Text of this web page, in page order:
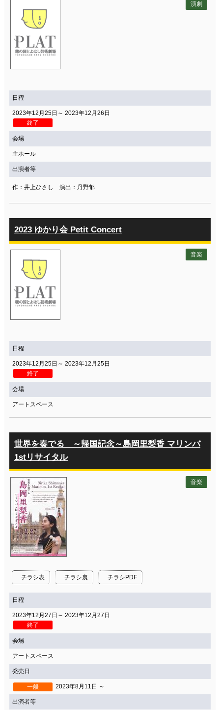
演劇
日程
2023年12月25日～ 2023年12月26日
終了
会場
主ホール
出演者等
作：井上ひさし 演出：丹野郁
2023 ゆかり会 Petit Concert
音楽
日程
2023年12月25日～ 2023年12月25日
終了
会場
アートスペース
世界を奏でる ～帰国記念～島岡里梨香 マリンバ
1stリサイタル
チラシ表 チラシ裏 チラシPDF
音楽
日程
2023年12月27日～ 2023年12月27日
終了
会場
アートスペース
発売日
一般 2023年8月11日 ～
出演者等